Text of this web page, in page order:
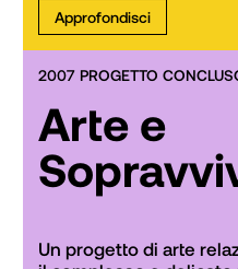
Approfondisci
2007 PROGETTO
Arte e
Un progetto di arte